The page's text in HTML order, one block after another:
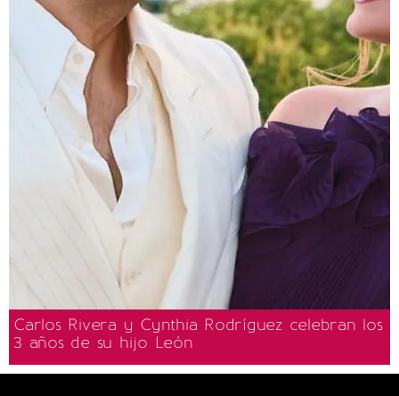
Carlos Rivera y Cynthia Rodríguez celebran los
3 años de su hijo León